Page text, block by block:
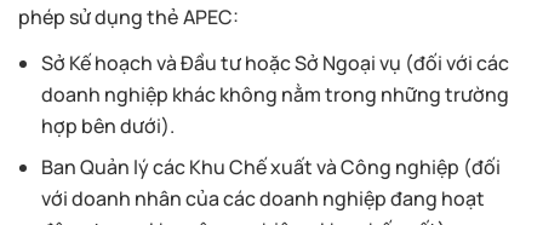
phép sử dụng thẻ APEC:
Sở Kế hoạch và Đầu tư hoặc Sở Ngoại vụ (đối với các
doanh nghiệp khác không nằm trong những trường
hợp bên dưới).
Ban Quản lý các Khu Chế xuất và Công nghiệp (đối
với doanh nhân của các doanh nghiệp đang hoạt